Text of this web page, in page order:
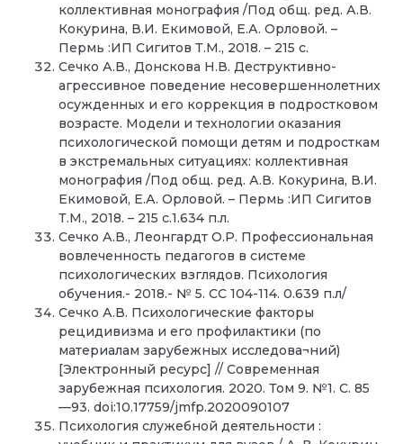
коллективная монография /Под общ. ред. А.В.
Кокурина, В.И. Екимовой, Е.А. Орловой. –
Пермь :ИП Сигитов Т.М., 2018. – 215 с.
Сечко А.В., Донскова Н.В. Деструктивно-
агрессивное поведение несовершеннолетних
осужденных и его коррекция в подростковом
возрасте. Модели и технологии оказания
психологической помощи детям и подросткам
в экстремальных ситуациях: коллективная
монография /Под общ. ред. А.В. Кокурина, В.И.
Екимовой, Е.А. Орловой. – Пермь :ИП Сигитов
Т.М., 2018. – 215 с.1.634 п.л.
Сечко А.В., Леонгардт О.Р. Профессиональная
вовлеченность педагогов в системе
психологических взглядов. Психология
обучения.- 2018.- № 5. СС 104-114. 0.639 п.л/
Сечко А.В. Психологические факторы
рецидивизма и его профилактики (по
материалам зарубежных исследова¬ний)
[Электронный ресурс] // Современная
зарубежная психология. 2020. Том 9. №1. С. 85
—93. doi:10.17759/jmfp.2020090107
Психология служебной деятельности :